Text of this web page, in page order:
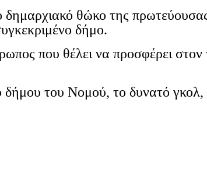
δημαρχιακό θώκο της
δήμο.
που θέλει να προσφέρει
δήμου του Νομού, το δυνατό